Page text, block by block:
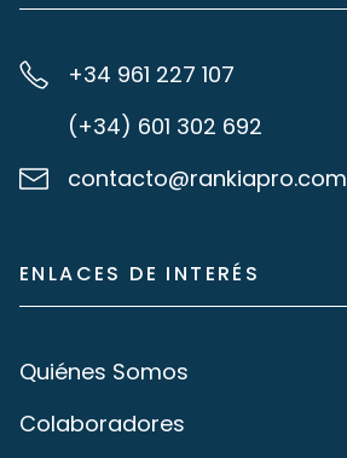
+34 961 227 107
(+34) 601 302 692
contacto@rankiapro.com
ENLACES DE INTERÉS
Quiénes Somos
Colaboradores